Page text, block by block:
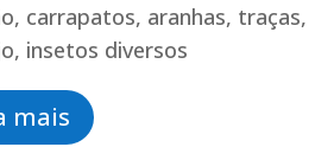
carrapatos, aranhas, traças,
insetos diversos
mais